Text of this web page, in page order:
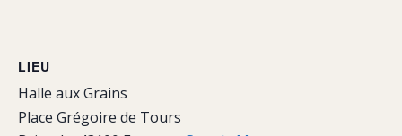
LIEU
Halle aux Grains
Place Grégoire de Tours